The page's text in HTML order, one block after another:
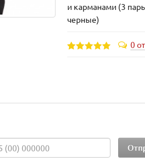
и карманами (3
черные)
0